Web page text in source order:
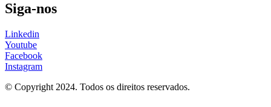
Siga-nos
Linkedin
Youtube
Facebook
Instagram
© Copyright 2024. Todos os direitos reservados.